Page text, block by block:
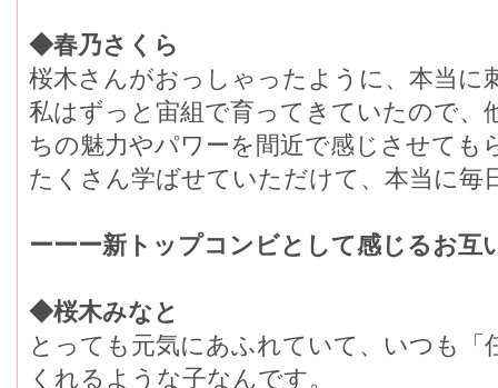
◆春乃さくら
桜木さんがおっしゃったように、本当に
私はずっと宙組で育ってきていたので、
ちの魅力やパワーを間近で感じさせても
たくさん学ばせていただけて、本当に毎
ーーー新トップコンビとして感じるお互
◆桜木みなと
とっても元気にあふれていて、いつも「
くれるような子なんです。